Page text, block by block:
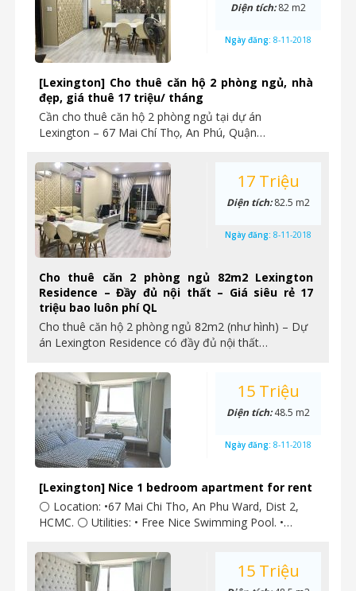
[Lexington] Cho thuê căn hộ 2 phòng ngủ, nhà
đẹp, giá thuê 17 triệu/ tháng
Cần cho thuê căn hộ 2 phòng ngủ tại dự án
Lexington – 67 Mai Chí Thọ, An Phú, Quận…
Diện tích:82 m2
Ngày đăng: 8-11-2018
Cho thuê căn 2 phòng ngủ 82m2 Lexington
Residence – Đầy đủ nội thất – Giá siêu rẻ 17
triệu bao luôn phí QL
Cho thuê căn hộ 2 phòng ngủ 82m2 (như hình) – Dự
án Lexington Residence có đầy đủ nội thất…
17 Triệu
Diện tích:82.5 m2
Ngày đăng: 8-11-2018
[Lexington] Nice 1 bedroom apartment for rent
⚪ Location: •67 Mai Chi Tho, An Phu Ward, Dist 2,
HCMC. ⚪ Utilities: • Free Nice Swimming Pool. •…
15 Triệu
Diện tích:48.5 m2
Ngày đăng: 8-11-2018
15 Triệu